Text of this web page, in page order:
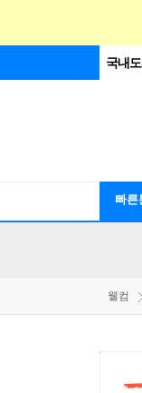
국내
빠른
웰컴